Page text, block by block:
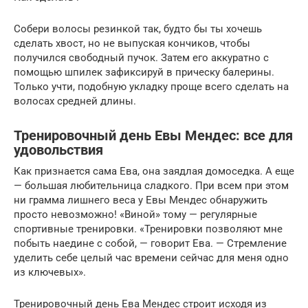
Собери волосы резинкой так, будто бы ты хочешь
сделать хвост, но не выпуская кончиков, чтобы
получился свободный пучок. Затем его аккуратно с
помощью шпилек зафиксируй в прическу балерины.
Только учти, подобную укладку проще всего сделать на
волосах средней длины.
Тренировочный день Евы Мендес: все для
удовольствия
Как признается сама Ева, она заядлая домоседка. А еще
— большая любительница сладкого. При всем при этом
ни грамма лишнего веса у Евы Мендес обнаружить
просто невозможно! «Виной» тому — регулярные
спортивные тренировки. «Тренировки позволяют мне
побыть наедине с собой, — говорит Ева. — Стремление
уделить себе целый час времени сейчас для меня одно
из ключевых».
Тренировочный день Ева Мендес строит исходя из